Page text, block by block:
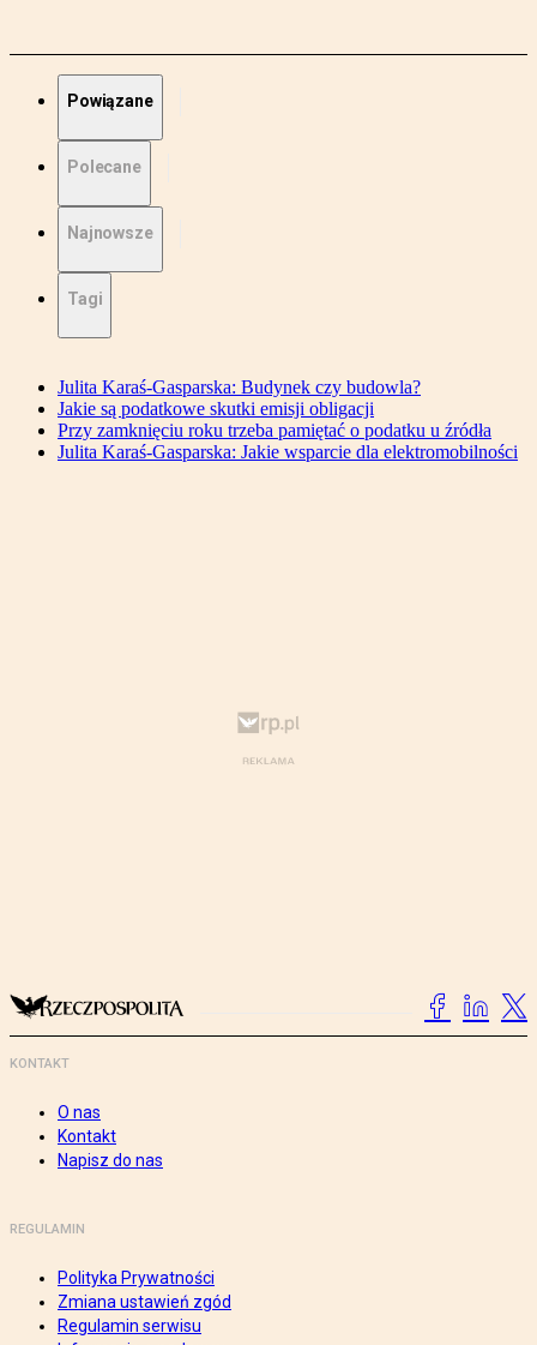
Powiązane
Polecane
Najnowsze
Tagi
Julita Karaś-Gasparska: Budynek czy budowla?
Jakie są podatkowe skutki emisji obligacji
Przy zamknięciu roku trzeba pamiętać o podatku u źródła
Julita Karaś-Gasparska: Jakie wsparcie dla elektromobilności
KONTAKT
O nas
Kontakt
Napisz do nas
REGULAMIN
Polityka Prywatności
Zmiana ustawień zgód
Regulamin serwisu